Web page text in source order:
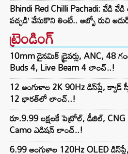
Bhindi Red Chilli Pachadi: వేడి
పచ్చడి’ వేసుకొని తింటే.. అబ్బో రుచి
ట్రెండింగ్‌
10mm డైనమిక్ డ్రైవర్లు, ANC, 48
Buds 4, Live Beam 4 లాంచ్..!
12 అంగుళాల 2K 90Hz డిస్‌ప్లే, క్వాడ్
12 భారత్‌లో లాంచ్..!
రూ.9.99 లక్షలకే పెట్రోల్, డీజిల్, CNG
Camo ఎడిషన్ లాంచ్..!
6.99 అంగుళాల 120Hz OLED